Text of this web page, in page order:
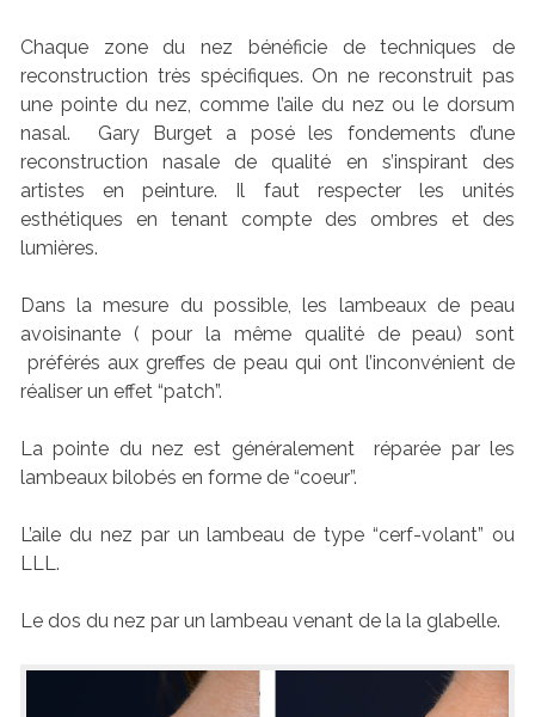
Chaque zone du nez bénéficie de techniques de
reconstruction très spécifiques. On ne reconstruit pas
une pointe du nez, comme l’aile du nez ou le dorsum
nasal. Gary Burget a posé les fondements d’une
reconstruction nasale de qualité en s’inspirant des
artistes en peinture. Il faut respecter les unités
esthétiques en tenant compte des ombres et des
lumières.
Dans la mesure du possible, les lambeaux de peau
avoisinante ( pour la même qualité de peau) sont
préférés aux greffes de peau qui ont l’inconvénient de
réaliser un effet “patch”.
La pointe du nez est généralement réparée par les
lambeaux bilobés en forme de “coeur”.
L’aile du nez par un lambeau de type “cerf-volant” ou
LLL.
Le dos du nez par un lambeau venant de la la glabelle.